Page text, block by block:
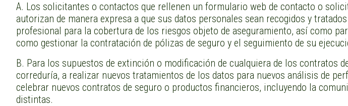
A. Los solicitantes o contactos que rellenen un formulario web de contacto o
autorizan de manera expresa a que sus datos personales sean recogidos y
profesional para la cobertura de los riesgos objeto de aseguramiento, así como
como gestionar la contratación de pólizas de seguro y el seguimiento de su
B. Para los supuestos de extinción o modificación de cualquiera de los contratos
correduría, a realizar nuevos tratamientos de los datos para nuevos análisis de
celebrar nuevos contratos de seguro o productos financieros, incluyendo la
distintas.